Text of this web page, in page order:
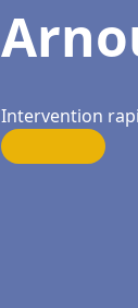
Intervention